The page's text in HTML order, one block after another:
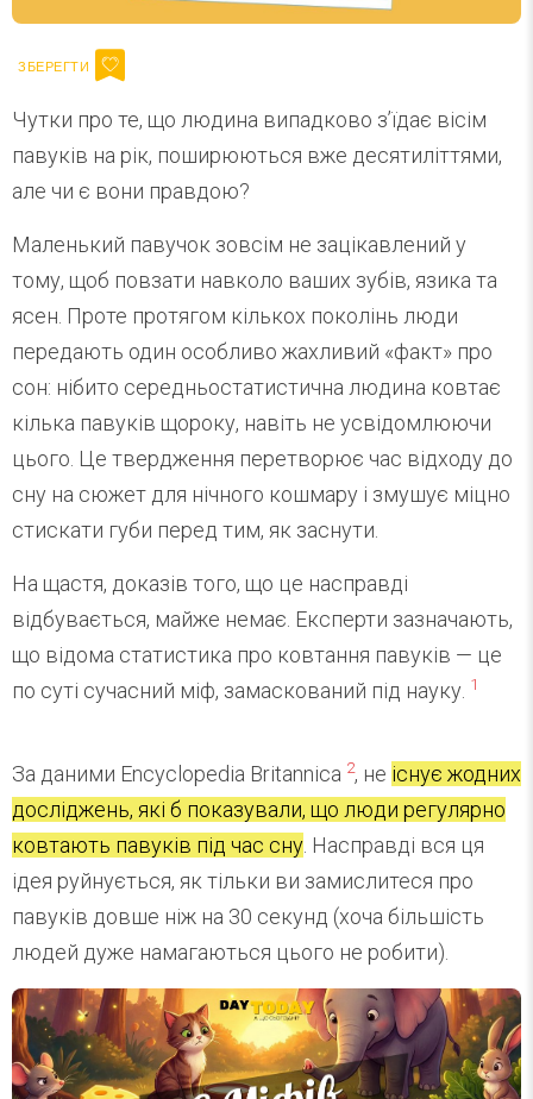
Чутки про те, що людина випадково з’їдає вісім
павуків на рік, поширюються вже десятиліттями,
але чи є вони правдою?
Маленький павучок зовсім не зацікавлений у
тому, щоб повзати навколо ваших зубів, язика та
ясен. Проте протягом кількох поколінь люди
передають один особливо жахливий «факт» про
сон: нібито середньостатистична людина ковтає
кілька павуків щороку, навіть не усвідомлюючи
цього. Це твердження перетворює час відходу до
сну на сюжет для нічного кошмару і змушує міцно
стискати губи перед тим, як заснути.
На щастя, доказів того, що це насправді
відбувається, майже немає. Експерти зазначають,
що відома статистика про ковтання павуків — це
по суті сучасний міф, замаскований під науку. 1
За даними Encyclopedia Britannica 2, не існує жодних
досліджень, які б показували, що люди регулярно
ковтають павуків під час сну . Насправді вся ця
ідея руйнується, як тільки ви замислитеся про
павуків довше ніж на 30 секунд (хоча більшість
людей дуже намагаються цього не робити).